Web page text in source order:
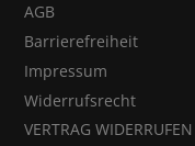
AGB
Barrierefreiheit
Impressum
Widerrufsrecht
VERTRAG WIDERRUFEN